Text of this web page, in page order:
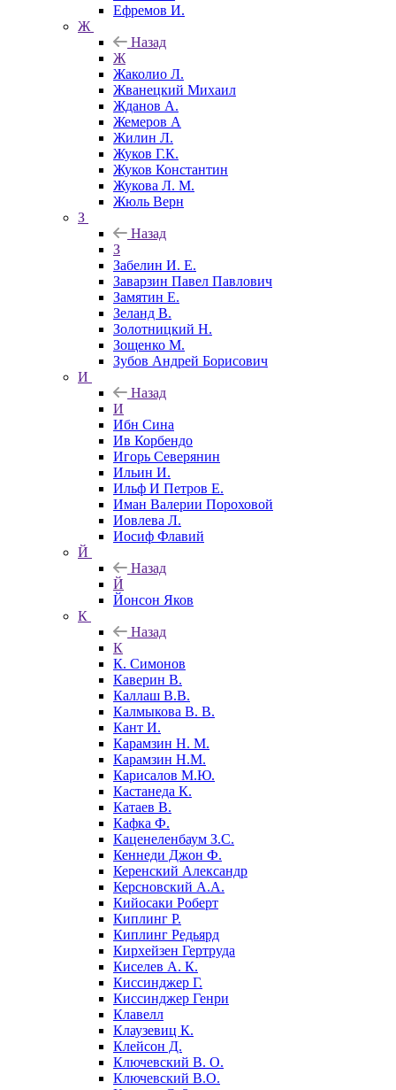
Ефремов И.
Ж
Назад
Ж
Жаколио Л.
Жванецкий Михаил
Жданов А.
Жемеров А
Жилин Л.
Жуков Г.К.
Жуков Константин
Жукова Л. М.
Жюль Верн
З
Назад
З
Забелин И. Е.
Заварзин Павел Павлович
Замятин Е.
Зеланд В.
Золотницкий Н.
Зощенко М.
Зубов Андрей Борисович
И
Назад
И
Ибн Сина
Ив Корбендо
Игорь Северянин
Ильин И.
Ильф И Петров Е.
Иман Валерии Пороховой
Иовлева Л.
Иосиф Флавий
Й
Назад
Й
Йонсон Яков
К
Назад
К
К. Симонов
Каверин В.
Каллаш В.В.
Калмыкова В. В.
Кант И.
Карамзин Н. М.
Карамзин Н.М.
Карисалов М.Ю.
Кастанеда К.
Катаев В.
Кафка Ф.
Каценеленбаум З.С.
Кеннеди Джон Ф.
Керенский Александр
Керсновский А.А.
Кийосаки Роберт
Киплинг Р.
Киплинг Редьярд
Кирхейзен Гертруда
Киселев А. К.
Киссинджер Г.
Киссинджер Генри
Клавелл
Клаузевиц К.
Клейсон Д.
Ключевский В. О.
Ключевский В.О.